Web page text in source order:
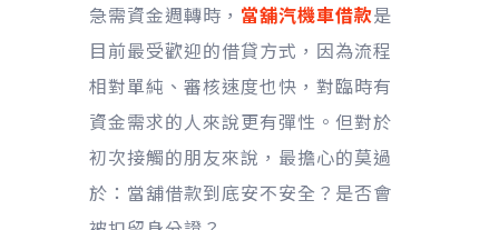
急需資金週轉時， 當舖汽機車借款是
目前最受歡迎的借貸方式，因為流程
相對單純、審核速度也快，對臨時有
資金需求的人來說更有彈性。但對於
初次接觸的朋友來說，最擔心的莫過
於：當舖借款到底安不安全？是否會